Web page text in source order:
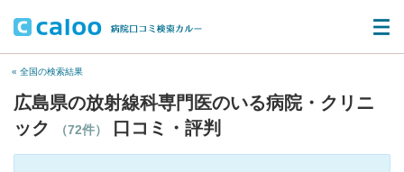
« 全国の検索結果
広島県の放射線科専門医のいる病院・クリニ
ック
（72件） 口コミ・評判